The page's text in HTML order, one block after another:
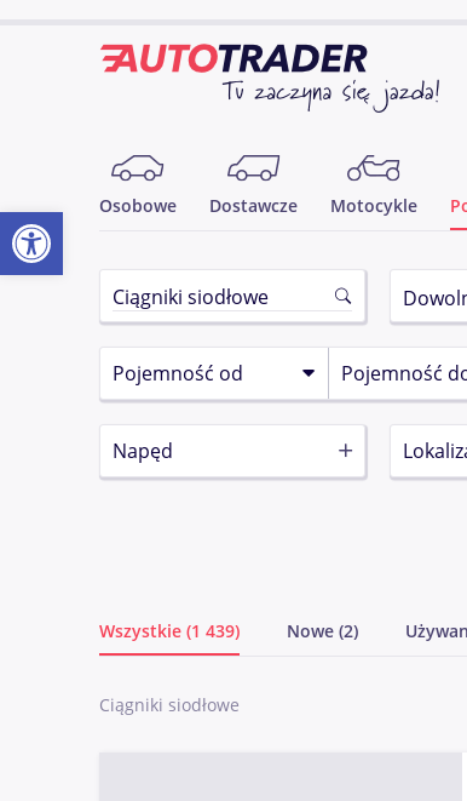
Osobowe Dostawcze Motocykle
Napęd
Wszystkie (1 439) Nowe (2)
Ciągniki siodłowe
Otwórz pasek narzędzi